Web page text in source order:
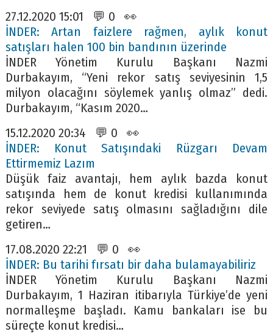
27.12.2020 15:01 💬 0 👀
İNDER: Artan faizlere rağmen, aylık konut
satışları halen 100 bin bandının üzerinde
İNDER Yönetim Kurulu Başkanı Nazmi
Durbakayım, “Yeni rekor satış seviyesinin 1,5
milyon olacağını söylemek yanlış olmaz” dedi.
Durbakayım, “Kasım 2020…
15.12.2020 20:34 💬 0 👀
İNDER: Konut Satışındaki Rüzgarı Devam
Ettirmemiz Lazım
Düşük faiz avantajı, hem aylık bazda konut
satışında hem de konut kredisi kullanımında
rekor seviyede satış olmasını sağladığını dile
getiren…
17.08.2020 22:21 💬 0 👀
İNDER: Bu tarihi fırsatı bir daha bulamayabiliriz
İNDER Yönetim Kurulu Başkanı Nazmi
Durbakayım, 1 Haziran itibarıyla Türkiye’de yeni
normalleşme başladı. Kamu bankaları ise bu
süreçte konut kredisi…